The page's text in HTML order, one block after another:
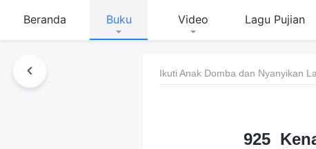
Beranda Buku Video Lagu Pujian
Ikuti Anak Domba dan Nyanyikan
925